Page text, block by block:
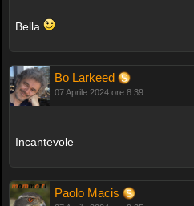
Bella
Bo Larkeed
07 Aprile 2024 ore 8:39
Incantevole
Paolo Macis